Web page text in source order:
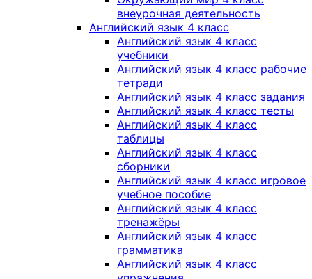
внеурочная деятельность
Английский язык 4 класс
Английский язык 4 класс
учебники
Английский язык 4 класс рабочие
тетради
Английский язык 4 класс задания
Английский язык 4 класс тесты
Английский язык 4 класс
таблицы
Английский язык 4 класс
сборники
Английский язык 4 класс игровое
учебное пособие
Английский язык 4 класс
тренажёры
Английский язык 4 класс
грамматика
Английский язык 4 класс